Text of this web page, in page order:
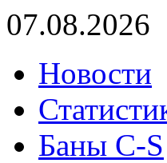
07.08.2026
Новости
Баны C-S